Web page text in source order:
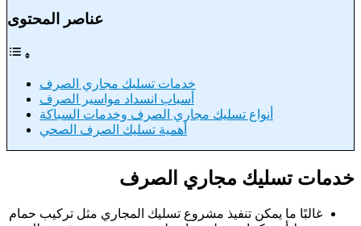
عناصر المحتوى
خدمات تسليك مجاري الصرف
أسباب انسداد مواسير الصرف
أنواع تسليك مجاري الصرف وخدمات السباكة
أهمية تسليك الصرف الصحي
خدمات تسليك مجاري الصرف
غالبًا ما يمكن تنفيذ مشروع تسليك المجاري مثل تركيب حمام